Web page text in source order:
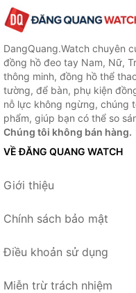
DangQuang.Watch chuyên
đồng hồ đeo tay Nam, Nữ,
thông minh, đồng hồ thể
tường, để bàn, phụ kiện
nỗ lực không ngừng, chúng
phẩm, giúp bạn có thể so
Chúng tôi không bán hàng.
VỀ ĐĂNG QUANG WATCH
Giới thiệu
Chính sách bảo mật
Điều khoản sử dụng
Miễn trừ trách nhiệm